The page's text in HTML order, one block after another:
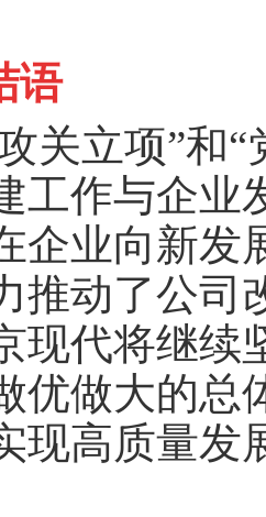
语
关立项”和
工作与企业
企业向新发
推动了公司
现代将继续
优做大的总
现高质量发